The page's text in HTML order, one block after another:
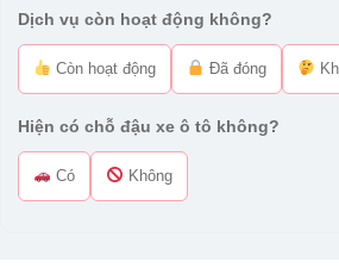
Dịch vụ còn hoạt động không?
Còn hoạt động Đã đóng
Hiện có chỗ đậu xe ô tô không?
Có Không